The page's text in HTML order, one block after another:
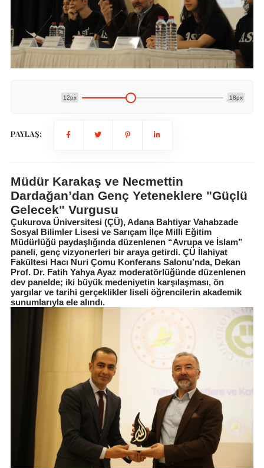
12px 18px
PAYLAŞ:
Müdür Karakaş ve Necmettin
Dardağan’dan Genç Yeteneklere "Güçlü
Gelecek" Vurgusu
Çukurova Üniversitesi (ÇÜ), Adana Bahtiyar Vahabzade
Sosyal Bilimler Lisesi ve Sarıçam İlçe Milli Eğitim
Müdürlüğü paydaşlığında düzenlenen “Avrupa ve İslam”
paneli, genç vizyonerleri bir araya getirdi. ÇÜ İlahiyat
Fakültesi Hacı Nuri Çomu Konferans Salonu’nda, Dekan
Prof. Dr. Fatih Yahya Ayaz moderatörlüğünde düzenlenen
dev panelde; iki büyük medeniyetin karşılaşması, ön
yargılar ve tarihi gerçeklikler liseli öğrencilerin akademik
sunumlarıyla ele alındı.